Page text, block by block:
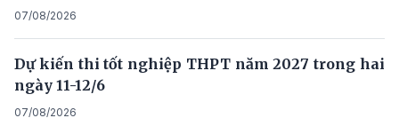
07/08/2026
Dự kiến thi tốt nghiệp THPT năm 2027 trong hai
ngày 11-12/6
07/08/2026